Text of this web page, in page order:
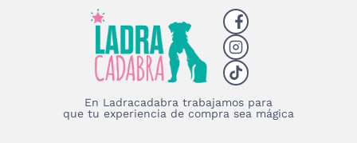
En Ladracadabra trabajamos para
que tu experiencia de compra sea mágica